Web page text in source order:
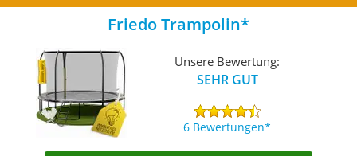
Friedo Trampolin
Unsere Bewertung:
SEHR GUT
6 Bewertungen